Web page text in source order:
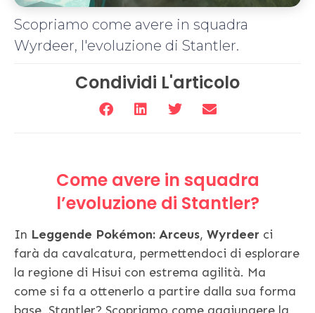
Scopriamo come avere in squadra
Wyrdeer, l'evoluzione di Stantler.
Condividi L'articolo
Come avere in squadra
l’evoluzione di Stantler?
In Leggende Pokémon: Arceus, Wyrdeer ci
farà da cavalcatura, permettendoci di esplorare
la regione di Hisui con estrema agilità. Ma
come si fa a ottenerlo a partire dalla sua forma